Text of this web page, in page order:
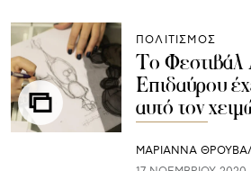
ΠΟΛΙΤΙΣΜΟΣ
Το Φεστιβάλ
Επιδαύρου
αυτό τον
ΜΑΡΙΑΝΝΑ